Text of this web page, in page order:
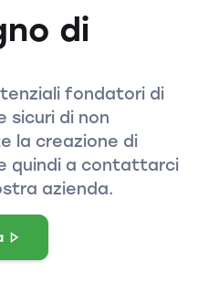
di
fondatori di
sicuri di non
la creazione di
quindi a contattarci
azienda.